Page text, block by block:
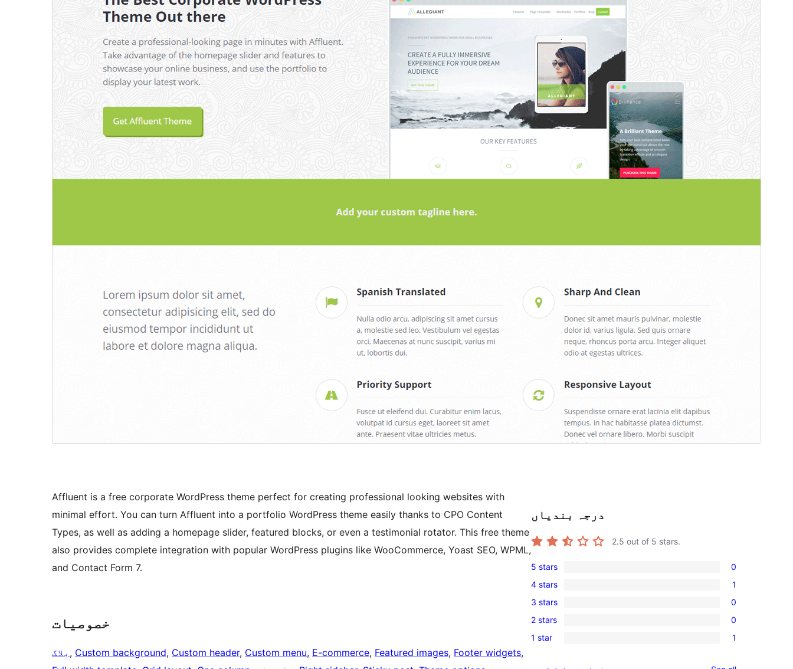
Affluent is a free corporate WordPress theme perfect for creating professional looking websites with
minimal effort. You can turn Affluent into a portfolio WordPress theme easily thanks to CPO Content
Types, as well as adding a homepage slider, featured blocks, or even a testimonial rotator. This free theme
also provides complete integration with popular WordPress plugins like WooCommerce, Yoast SEO, WPML,
and Contact Form 7.
خصوصیات
بلاگ , Custom background, Custom header, Custom menu, E-commerce, Featured images, Footer widgets
درجہ بندیاں
2.5 out of 5 stars.
0
5-
star
reviews
5 stars 0
1
4-
star
review
4 stars 1
0
3-
star
3 stars 0
0
2-
2 stars 0
1
1 star 1